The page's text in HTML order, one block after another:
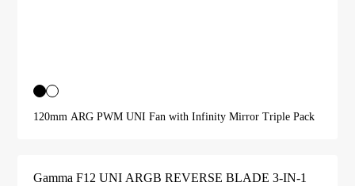
120mm ARG PWM UNI Fan with Infinity Mirror Triple Pack
Gamma F12 UNI ARGB REVERSE BLADE 3-IN-1